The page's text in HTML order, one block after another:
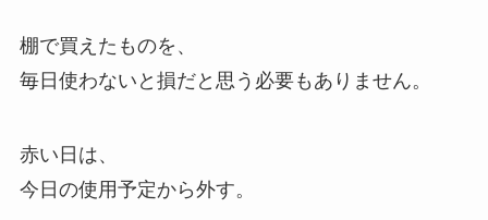
棚で買えたものを、
毎日使わないと損だと思う必要もありません。
赤い日は、
今日の使用予定から外す。